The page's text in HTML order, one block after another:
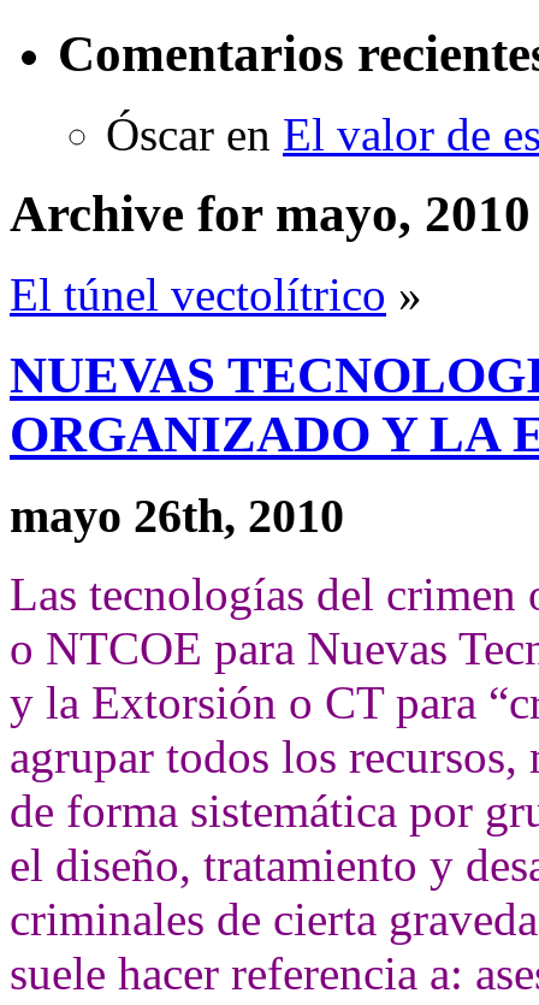
Comentarios
Óscar en El valor de
Archive for mayo, 2010
El túnel vectolítrico »
NUEVAS
ORGANIZADO Y LA
mayo 26th, 2010
Las tecnologías del
o NTCOE para Nuevas
y la Extorsión o CT para
agrupar todos los
de forma sistemática por
el diseño, tratamiento y
criminales de cierta
suele hacer referencia a: